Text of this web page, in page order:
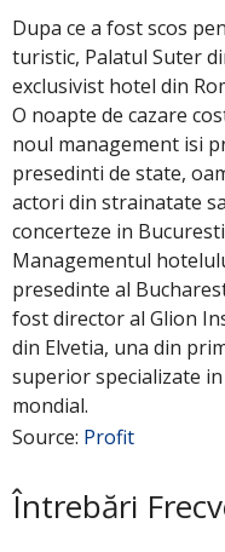
Dupa ce a fost scos
turistic, Palatul Suter
exclusivist hotel din
O noapte de cazare
noul management isi
presedinti de state,
actori din strainatate
concerteze in
Managementul
presedinte al
fost director al Glion
din Elvetia, una din
superior specializate
mondial.
Source: Profit
Întrebări